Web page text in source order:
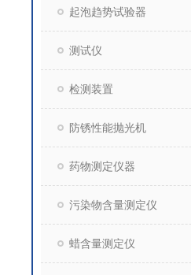
起泡趋势试验器
测试仪
检测装置
防锈性能抛光机
药物测定仪器
污染物含量测定仪
蜡含量测定仪